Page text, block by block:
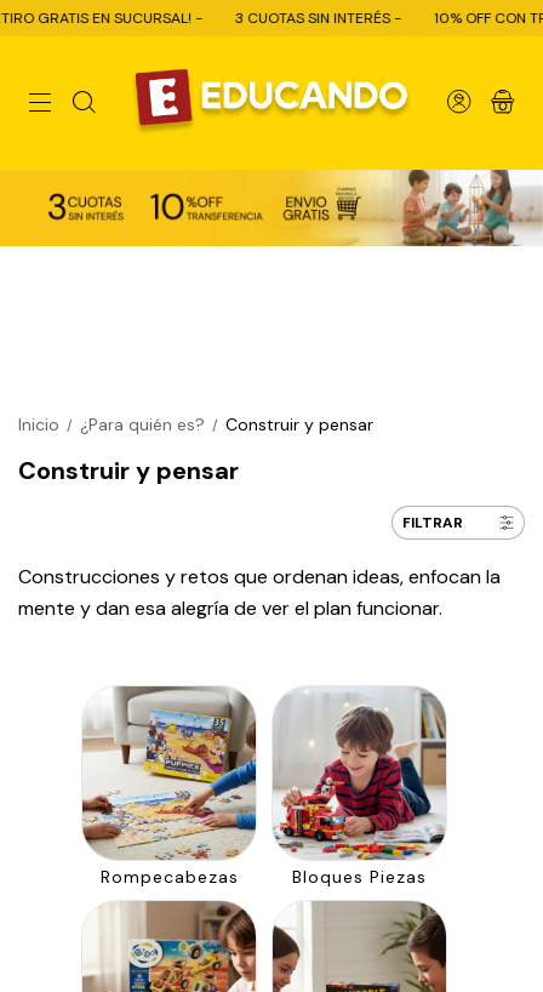
- 3 CUOTAS SIN INTERÉS - 10% OFF CON TRANSFERENCIA -
0
Inicio / ¿Para quién es? / Construir y pensar
Construir y pensar
FILTRAR
Construcciones y retos que ordenan ideas, enfocan la
mente y dan esa alegría de ver el plan funcionar.
Rompecabezas Bloques Piezas